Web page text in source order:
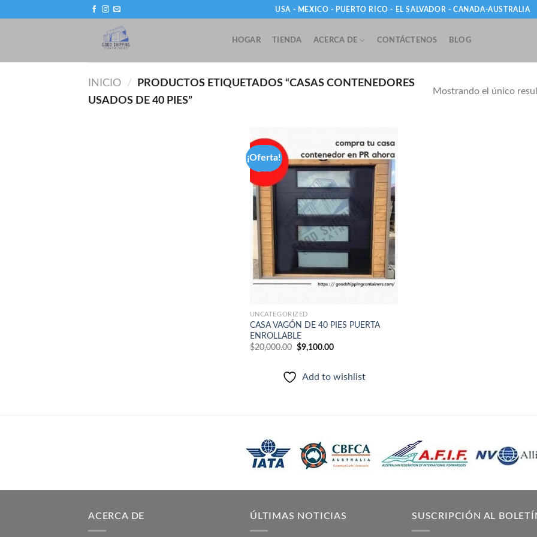
to
USA - MEXICO - PUERTO RICO - EL SALVADOR - CANADA-AUSTRALIA
HOGAR TIENDA ACERCA DE CONTÁCTENOS BLOG
INICIO /
PRODUCTOS ETIQUETADOS “CASAS CONTENEDORES
USADOS DE 40 PIES”
Mostrando el único
¡Oferta!
Add to
wishlist
UNCATEGORIZED
CASA VAGÓN DE 40 PIES PUERTA
ENROLLABLE
$20,000.00 El
era:
$20,000.00.
$9,100.00El
es:
$9,100.00.
Add to wishlist
ACERCA DE ÚLTIMAS NOTICIAS SUSCRIPCIÓN AL